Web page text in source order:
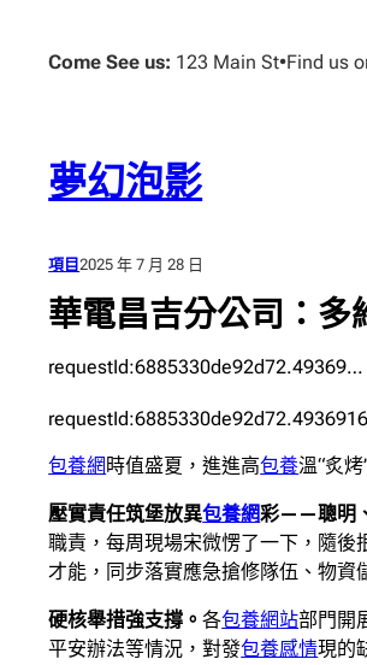
Come See us: 123 Main St•Find us
夢幻泡影
項目2025 年 7 月 28 日
華電昌吉分公司：多
requestId:6885330de92d72.49369…
包養網 時值盛夏，進進高包養溫“炙
壓實責任筑堡放異包養網彩——聰明
職責，每周現場宋微愣了一下，隨
才能，同步落實應急搶修隊伍、物資
硬核舉措強支撐。各包養網站部門開
平安辦法等情況，對發包養感情現的